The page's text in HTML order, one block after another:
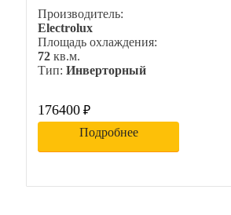
Производитель:
Electrolux
Площадь охлаждения:
72 кв.м.
Тип: Инверторный
176400 ₽
Подробнее